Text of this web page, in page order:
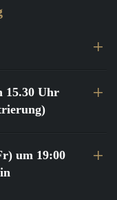
15.30 Uhr
um 19:00